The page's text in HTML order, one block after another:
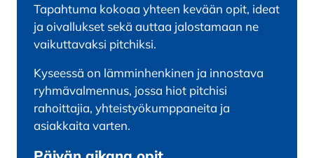
Tapahtuma kokoaa yhteen kevään opit, ideat
ja oivallukset sekä auttaa jalostamaan ne
vaikuttavaksi pitchiksi.
Kyseessä on lämminhenkinen ja innostava
ryhmävalmennus, jossa hiot pitchisi
rahoittajia, yhteistyökumppaneita ja
asiakkaita varten.